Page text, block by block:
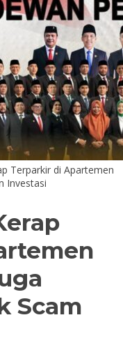
Terparkir di Apartemen
Investasi
Scam